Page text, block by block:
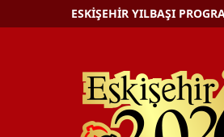
ESKIŞEHIR YILBAŞI